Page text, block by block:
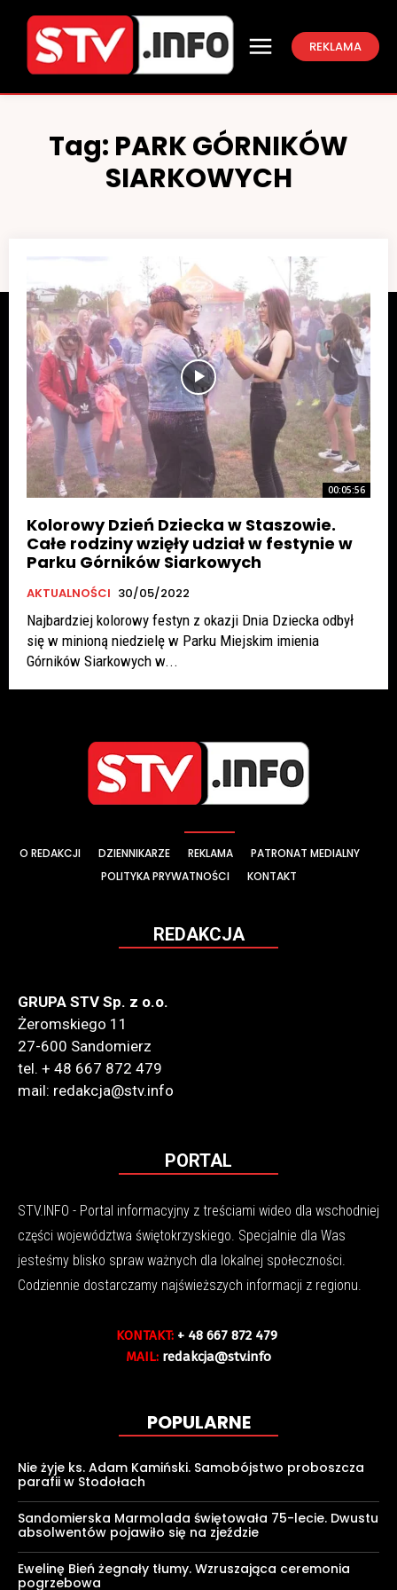
REKLAMA
Tag: PARK GÓRNIKÓW
SIARKOWYCH
00:05:56
Kolorowy Dzień Dziecka w Staszowie.
Całe rodziny wzięły udział w festynie w
Parku Górników Siarkowych
AKTUALNOŚCI 30/05/2022
Najbardziej kolorowy festyn z okazji Dnia Dziecka odbył
się w minioną niedzielę w Parku Miejskim imienia
Górników Siarkowych w...
O REDAKCJI DZIENNIKARZE REKLAMA
PATRONAT MEDIALNY
POLITYKA PRYWATNOŚCI
KONTAKT
REDAKCJA
GRUPA STV Sp. z o.o.
Żeromskiego 11
27-600 Sandomierz
tel. + 48 667 872 479
mail: redakcja@stv.info
PORTAL
STV.INFO - Portal informacyjny z treściami wideo dla wschodniej
części województwa świętokrzyskiego. Specjalnie dla Was
jesteśmy blisko spraw ważnych dla lokalnej społeczności.
Codziennie dostarczamy najświeższych informacji z regionu.
KONTAKT: + 48 667 872 479
MAIL: redakcja@stv.info
POPULARNE
Nie żyje ks. Adam Kamiński. Samobójstwo proboszcza
parafii w Stodołach
Sandomierska Marmolada świętowała 75-lecie. Dwustu
absolwentów pojawiło się na zjeździe
Ewelinę Bień żegnały tłumy. Wzruszająca ceremonia
pogrzebowa